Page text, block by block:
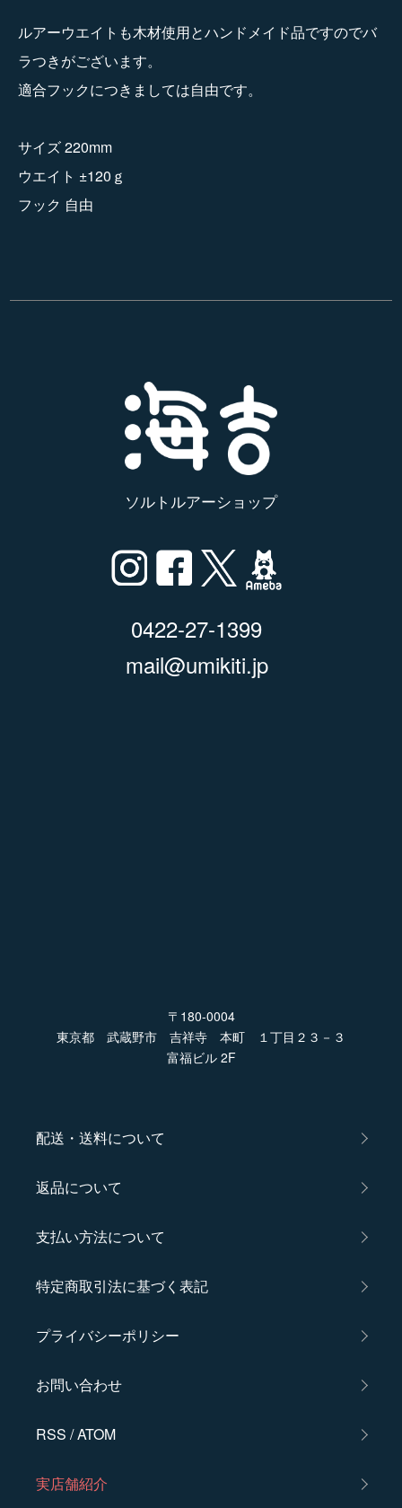
ルアーウエイトも木材使用とハンドメイド品ですのでバ
ラつきがございます。
適合フックにつきましては自由です。
サイズ 220mm
ウエイト ±120ｇ
フック 自由
ソルトルアーショップ
0422-27-1399
mail@umikiti.jp
〒180-0004
東京都 武蔵野市 吉祥寺 本町 １丁目２３－３
富福ビル 2F
配送・送料について
返品について
支払い方法について
特定商取引法に基づく表記
プライバシーポリシー
お問い合わせ
RSS /ATOM
実店舗紹介